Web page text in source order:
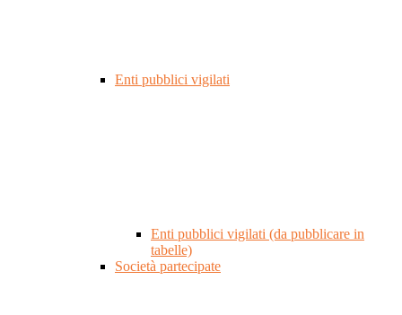
Enti pubblici vigilati
Enti pubblici vigilati (da pubblicare in
tabelle)
Società partecipate